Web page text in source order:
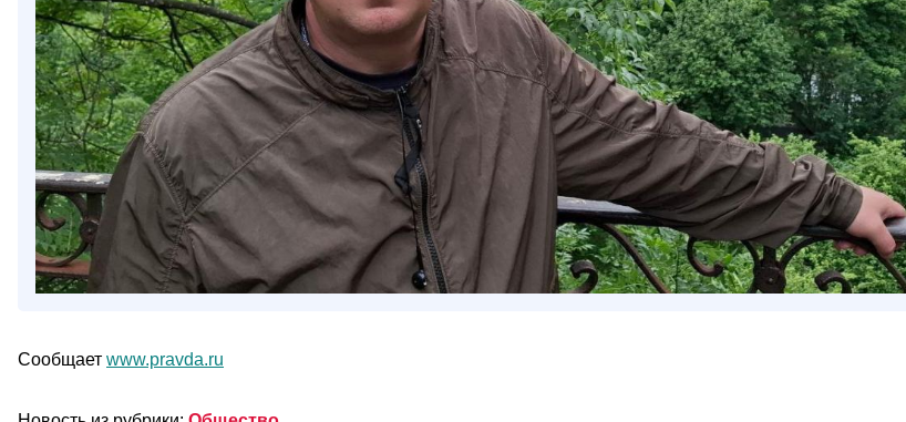
Сообщает www.pravda.ru